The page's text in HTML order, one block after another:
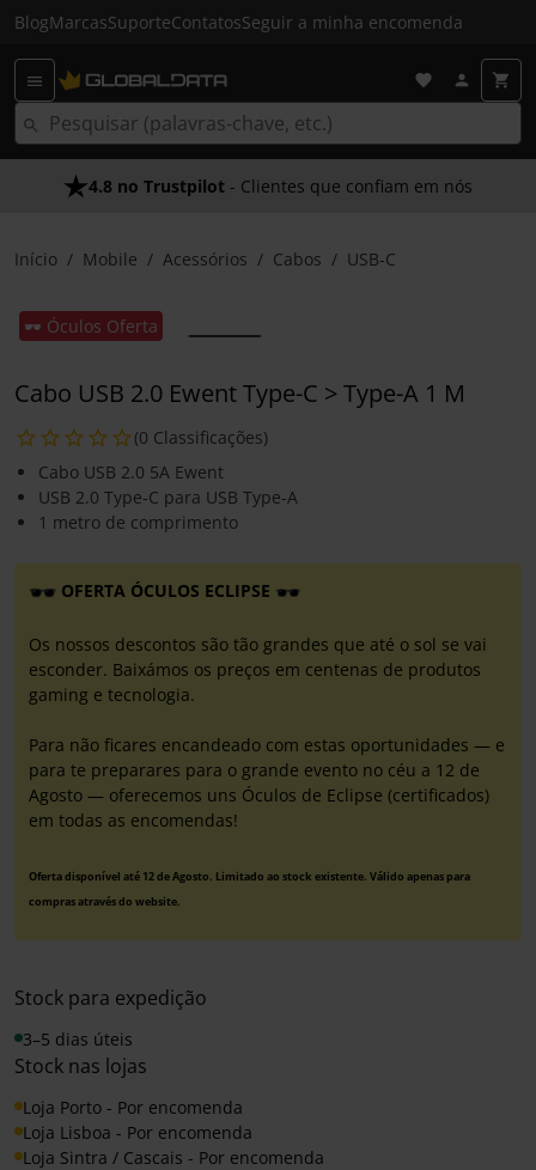
BlogMarcasSuporteContatosSeguir a minha encomenda
4.8 no Trustpilot - Clientes que confiam em nós
Início Mobile Acessórios Cabos USB-C
🕶️ Óculos Oferta
Cabo USB 2.0 Ewent Type-C > Type-A 1 M
(0 Classificações)
Cabo USB 2.0 5A Ewent
USB 2.0 Type-C para USB Type-A
1 metro de comprimento
OFERTA ÓCULOS ECLIPSE
Os nossos descontos são tão grandes que até o sol se vai
esconder. Baixámos os preços em centenas de produtos
gaming e tecnologia.
Para não ficares encandeado com estas oportunidades — e
para te preparares para o grande evento no céu a 12 de
Agosto — oferecemos uns Óculos de Eclipse (certificados)
em todas as encomendas!
Oferta disponível até 12 de Agosto. Limitado ao stock existente. Válido apenas para
compras através do website.
Stock para expedição
3–5 dias úteis
Stock nas lojas
Loja Porto - Por encomenda
Loja Lisboa - Por encomenda
Loja Sintra / Cascais - Por encomenda